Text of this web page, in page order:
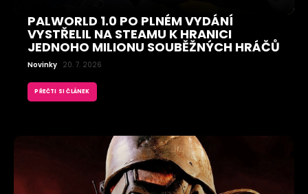
PALWORLD 1.0 PO PLNÉM VYDÁNÍ
VYSTŘELIL NA STEAMU K HRANICI
JEDNOHO MILIONU SOUBĚŽNÝCH HRÁČŮ
Novinky 20. 7. 2026
PŘEČTI SI ČLÁNEK